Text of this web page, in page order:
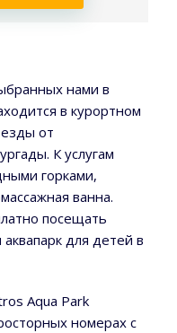
нами в
в курортном
от
К услугам
горками,
ванна.
посещать
для детей в
Aqua Park
номерах с